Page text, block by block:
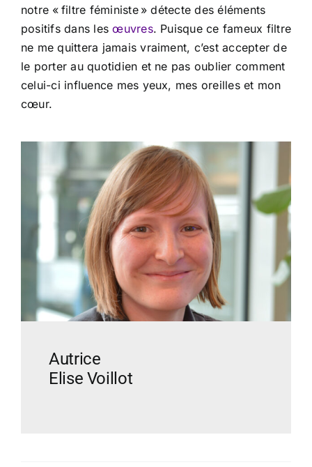
notre « filtre féministe » détecte des éléments
positifs dans lesœuvres. Puisque ce fameux filtre
ne me quittera jamais vraiment, c’est accepter de
le porter au quotidien et ne pas oublier comment
celui-ci influence mes yeux, mes oreilles et mon
cœur.
Autrice
Elise Voillot